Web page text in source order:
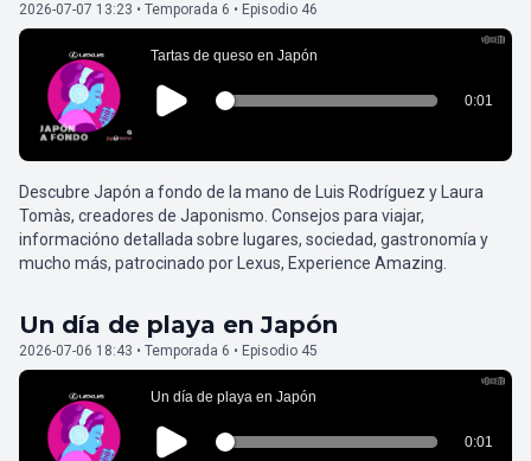
2026-07-07 13:23 • Temporada 6 • Episodio 46
Descubre Japón a fondo de la mano de Luis Rodríguez y Laura
Tomàs, creadores de Japonismo. Consejos para viajar,
informacióno detallada sobre lugares, sociedad, gastronomía y
mucho más, patrocinado por Lexus, Experience Amazing.
Un día de playa en Japón
2026-07-06 18:43 • Temporada 6 • Episodio 45